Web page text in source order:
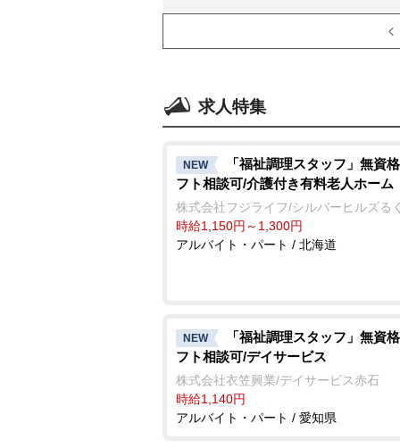
求人特集
NEW
「福祉調理スタッフ」無資
フト相談可/介護付き有料老人ホーム
株式会社フジライフ/シルバーヒルズる
時給1,150円～1,300円
アルバイト・パート / 北海道
NEW
「福祉調理スタッフ」無資
フト相談可/デイサービス
株式会社衣笠興業/デイサービス赤石
時給1,140円
アルバイト・パート / 愛知県